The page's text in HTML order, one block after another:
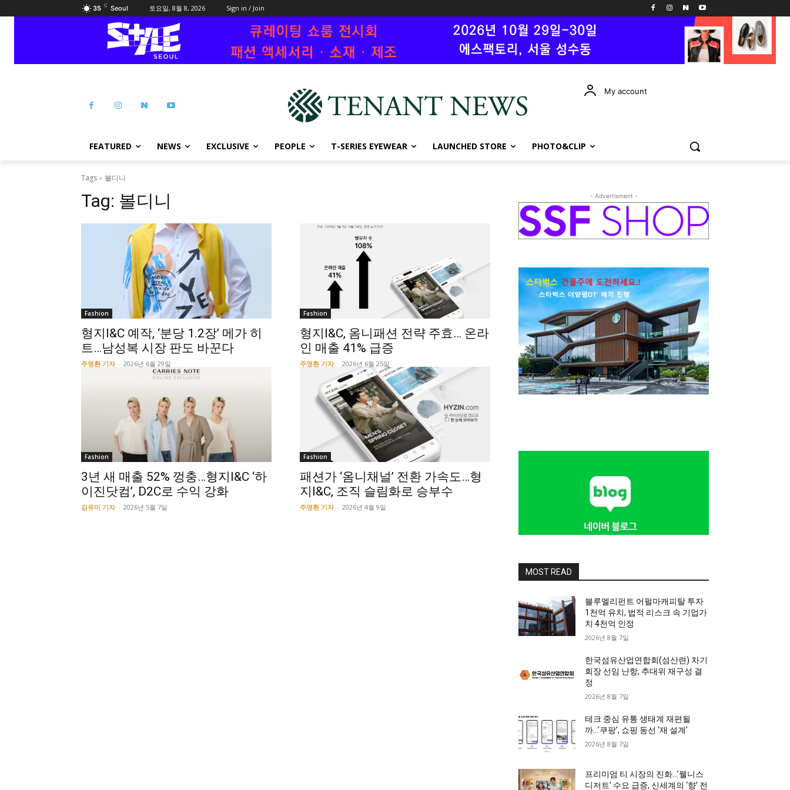
35 C Seoul 토요일, 8월 8, 2026 Sign in / Join
My account
FEATURED NEWS EXCLUSIVE PEOPLE T-SERIES EYEWEAR LAUNCHED STORE PHOTO&CLIP
Tags 볼디니
Tag: 볼디니
Fashion
형지I&C 예작, ‘분당 1.2장’ 메가 히
트…남성복 시장 판도 바꾼다
주영환 기자 - 2026년 6월 29일
Fashion
형지I&C, 옴니패션 전략 주효… 온라
인 매출 41% 급증
주영환 기자 - 2026년 6월 25일
Fashion
3년 새 매출 52% 껑충…형지I&C ‘하
이진닷컴’, D2C로 수익 강화
김유미 기자 - 2026년 5월 7일
Fashion
패션가 ‘옴니채널’ 전환 가속도…형
지I&C, 조직 슬림화로 승부수
주영환 기자 - 2026년 4월 9일
- Advertisment -
MOST READ
블루엘리펀트 어펄마캐피탈 투자
1천억 유치, 법적 리스크 속 기업가
치 4천억 인정
2026년 8월 7일
한국섬유산업연합회(섬산련) 차기
회장 선임 난항, 추대위 재구성 결
정
2026년 8월 7일
테크 중심 유통 생태계 재편될
까…’쿠팡’, 쇼핑 동선 ‘재 설계’
2026년 8월 7일
프리미엄 티 시장의 진화…’웰니스
디저트’ 수요 급증, 신세계의 ‘향’ 전